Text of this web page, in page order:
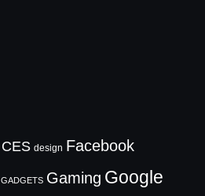
CES design Facebook
GADGETS Gaming Google